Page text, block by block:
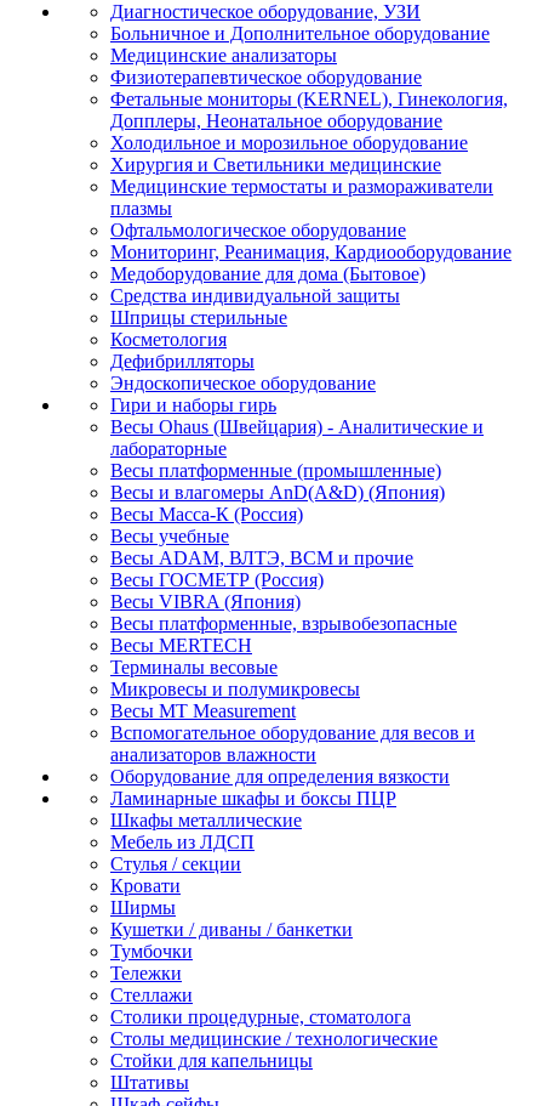
Диагностическое оборудование, УЗИ
Больничное и Дополнительное оборудование
Медицинские анализаторы
Физиотерапевтическое оборудование
Фетальные мониторы (KERNEL), Гинекология,
Допплеры, Неонатальное оборудование
Холодильное и морозильное оборудование
Хирургия и Светильники медицинские
Медицинские термостаты и размораживатели
плазмы
Офтальмологическое оборудование
Мониторинг, Реанимация, Кардиооборудование
Медоборудование для дома (Бытовое)
Средства индивидуальной защиты
Шприцы стерильные
Косметология
Дефибрилляторы
Эндоскопическое оборудование
Гири и наборы гирь
Весы Ohaus (Швейцария) - Аналитические и
лабораторные
Весы платформенные (промышленные)
Весы и влагомеры AnD(A&D) (Япония)
Весы Масса-К (Россия)
Весы учебные
Весы ADAM, ВЛТЭ, BCM и прочие
Весы ГОСМЕТР (Россия)
Весы VIBRA (Япония)
Весы платформенные, взрывобезопасные
Весы MERTECH
Терминалы весовые
Микровесы и полумикровесы
Весы MT Measurement
Вспомогательное оборудование для весов и
анализаторов влажности
Оборудование для определения вязкости
Ламинарные шкафы и боксы ПЦР
Шкафы металлические
Мебель из ЛДСП
Стулья / секции
Кровати
Ширмы
Кушетки / диваны / банкетки
Тумбочки
Тележки
Стеллажи
Столики процедурные, стоматолога
Столы медицинские / технологические
Стойки для капельницы
Штативы